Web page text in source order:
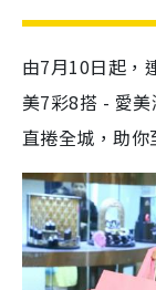
由7月10日起，
美7彩8搭 - 愛
直捲全城，助